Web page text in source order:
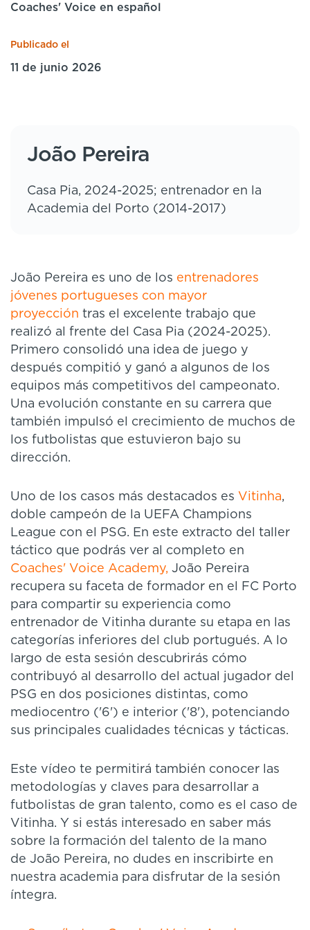
Coaches' Voice en español
Publicado el
11 de junio 2026
João Pereira
Casa Pia, 2024-2025; entrenador en la
Academia del Porto (2014-2017)
João Pereira es uno de los entrenadores
jóvenes portugueses con mayor
proyección tras el excelente trabajo que
realizó al frente del Casa Pia (2024-2025).
Primero consolidó una idea de juego y
después compitió y ganó a algunos de los
equipos más competitivos del campeonato.
Una evolución constante en su carrera que
también impulsó el crecimiento de muchos de
los futbolistas que estuvieron bajo su
dirección.
Uno de los casos más destacados es Vitinha,
doble campeón de la UEFA Champions
League con el PSG. En este extracto del taller
táctico que podrás ver al completo en
Coaches' Voice Academy, João Pereira
recupera su faceta de formador en el FC Porto
para compartir su experiencia como
entrenador de Vitinha durante su etapa en las
categorías inferiores del club portugués. A lo
largo de esta sesión descubrirás cómo
contribuyó al desarrollo del actual jugador del
PSG en dos posiciones distintas, como
mediocentro ('6') e interior ('8'), potenciando
sus principales cualidades técnicas y tácticas.
Este vídeo te permitirá también conocer las
metodologías y claves para desarrollar a
futbolistas de gran talento, como es el caso de
Vitinha. Y si estás interesado en saber más
sobre la formación del talento de la mano
de João Pereira, no dudes en inscribirte en
nuestra academia para disfrutar de la sesión
íntegra.